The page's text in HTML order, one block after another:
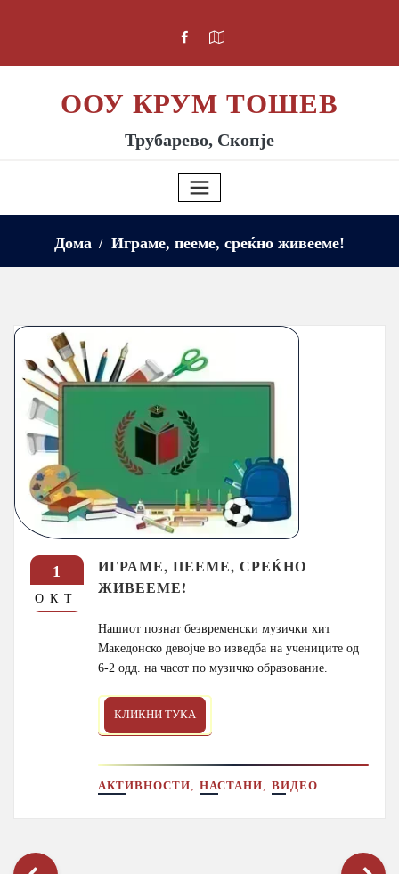
ООУ КРУМ ТОШЕВ
Трубарево, Скопје
Дома Играме, пееме, среќно живееме!
1
ОКТ
ИГРАМЕ, ПЕЕМЕ, СРЕЌНО
ЖИВЕЕМЕ!
Нашиот познат безвременски музички хит
Македонско девојче во изведба на учениците од
6-2 одд. на часот по музичко образование.
КЛИКНИ ТУКА
АКТИВНОСТИ ,НАСТАНИ ,ВИДЕО